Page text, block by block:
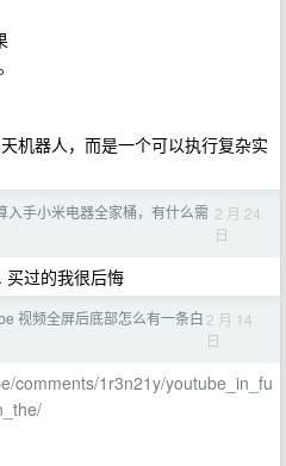
机器人，而是一个可以执行复杂实
入手小米电器全家桶，有什么需 2 月 24
日
买过的我很后悔
视频全屏后底部怎么有一条白 2 月 14
日
comments/1r3n21y/youtube_in_fu